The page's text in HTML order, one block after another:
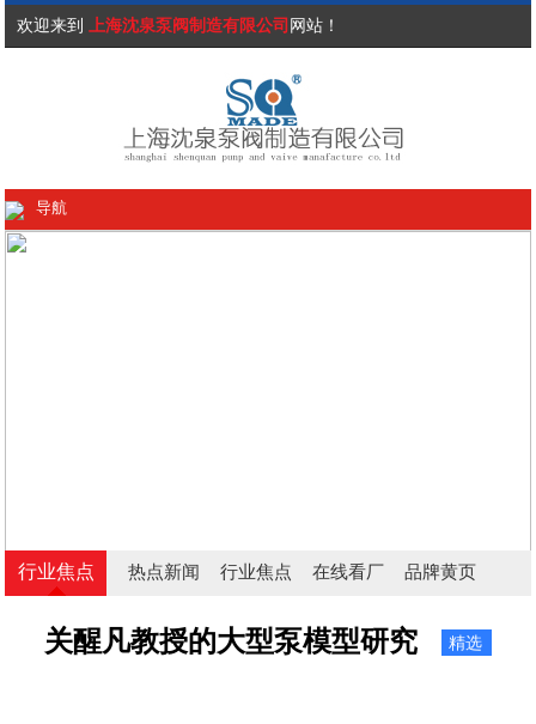
欢迎来到 上海沈泉泵阀制造有限公司 网站！
导航
行业焦点 热点新闻 行业焦点 在线看厂 品牌黄页
关醒凡教授的大型泵模型研究 精选